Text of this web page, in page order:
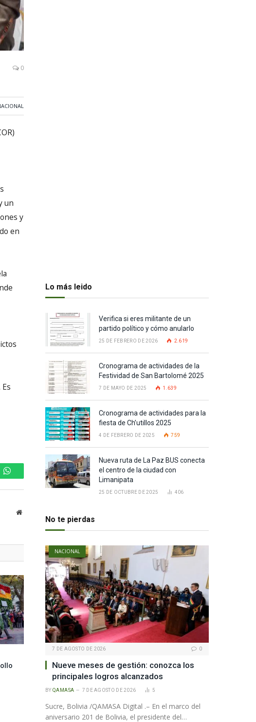
0
un
y
en
WhatsApp
Website
Lo más leido
Verifica si eres militante de un
partido político y cómo anularlo
25 DE FEBRERO DE 2026 2.619
Cronograma de actividades de la
Festividad de San Bartolomé 2025
7 DE MAYO DE 2025 1.639
Cronograma de actividades para la
fiesta de Ch’utillos 2025
4 DE FEBRERO DE 2025 759
Nueva ruta de La Paz BUS conecta
el centro de la ciudad con
Limanipata
25 DE OCTUBRE DE 2025 406
No te pierdas
NACIONAL
7 DE AGOSTO DE 2026 0
Nueve meses de gestión: conozca los
principales logros alcanzados
BY QAMASA 7 DE AGOSTO DE 2026 5
Sucre, Bolivia /QAMASA Digital .– En el marco del
aniversario 201 de Bolivia, el presidente del…